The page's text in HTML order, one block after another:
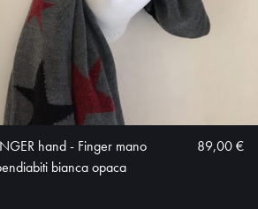
hand - Finger mano
bianca opaca
89,00 €